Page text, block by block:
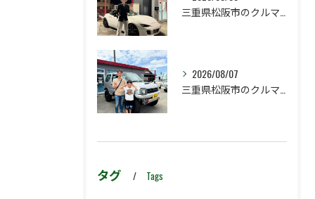
2026/08/07
タグ Tags